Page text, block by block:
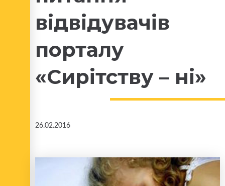
відвідувачів
порталу
«Сирітству – ні»
26.02.2016